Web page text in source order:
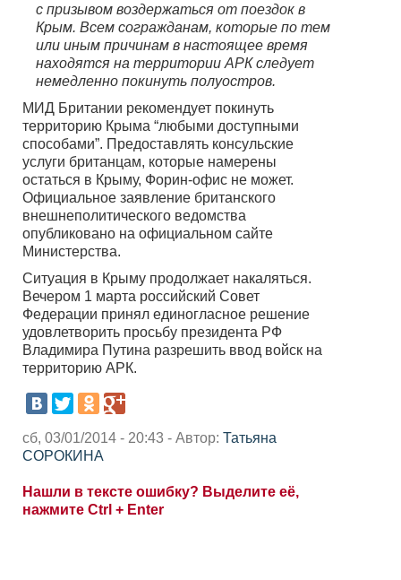
с призывом воздержаться от поездок в
Крым. Всем согражданам, которые по тем
или иным причинам в настоящее время
находятся на территории АРК следует
немедленно покинуть полуостров.
МИД Британии рекомендует покинуть
территорию Крыма “любыми доступными
способами”. Предоставлять консульские
услуги британцам, которые намерены
остаться в Крыму, Форин-офис не может.
Официальное заявление британского
внешнеполитического ведомства
опубликовано на официальном сайте
Министерства.
Ситуация в Крыму продолжает накаляться.
Вечером 1 марта российский Совет
Федерации принял единогласное решение
удовлетворить просьбу президента РФ
Владимира Путина разрешить ввод войск на
территорию АРК.
сб, 03/01/2014 - 20:43 - Автор: Татьяна
СОРОКИНА
Нашли в тексте ошибку? Выделите её,
нажмите Ctrl + Enter